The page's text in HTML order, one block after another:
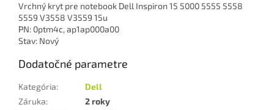
Vrchný kryt pre notebook Dell Inspiron 15 5000 5555 5558
5559 V3558 V3559 15u
PN: 0ptm4c, ap1ap000a00
Stav: Nový
Dodatočné parametre
Kategória:
Dell
Záruka:
2 roky